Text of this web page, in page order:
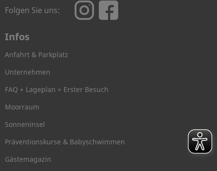
Folgen Sie uns:
Infos
Anfahrt & Parkplatz
Unternehmen
FAQ + Lageplan + Erster Besuch
Moorraum
Sonneninsel
Präventionskurse & Babyschwimmen
Gästemagazin